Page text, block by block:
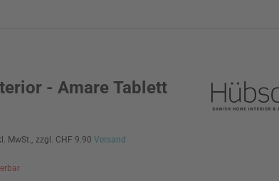
- Amare Tablett
MwSt., zzgl. CHF 9.90 Versand